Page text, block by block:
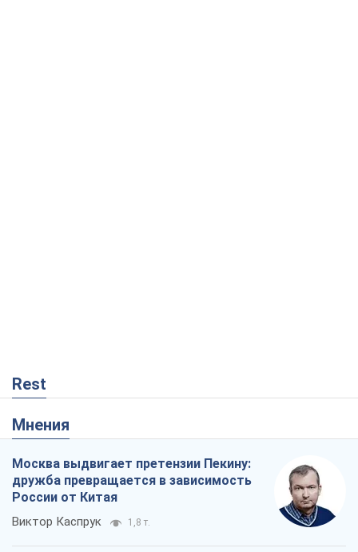
Rest
Мнения
Москва выдвигает претензии Пекину:
дружба превращается в зависимость
России от Китая
Виктор Каспрук 1,8 т.